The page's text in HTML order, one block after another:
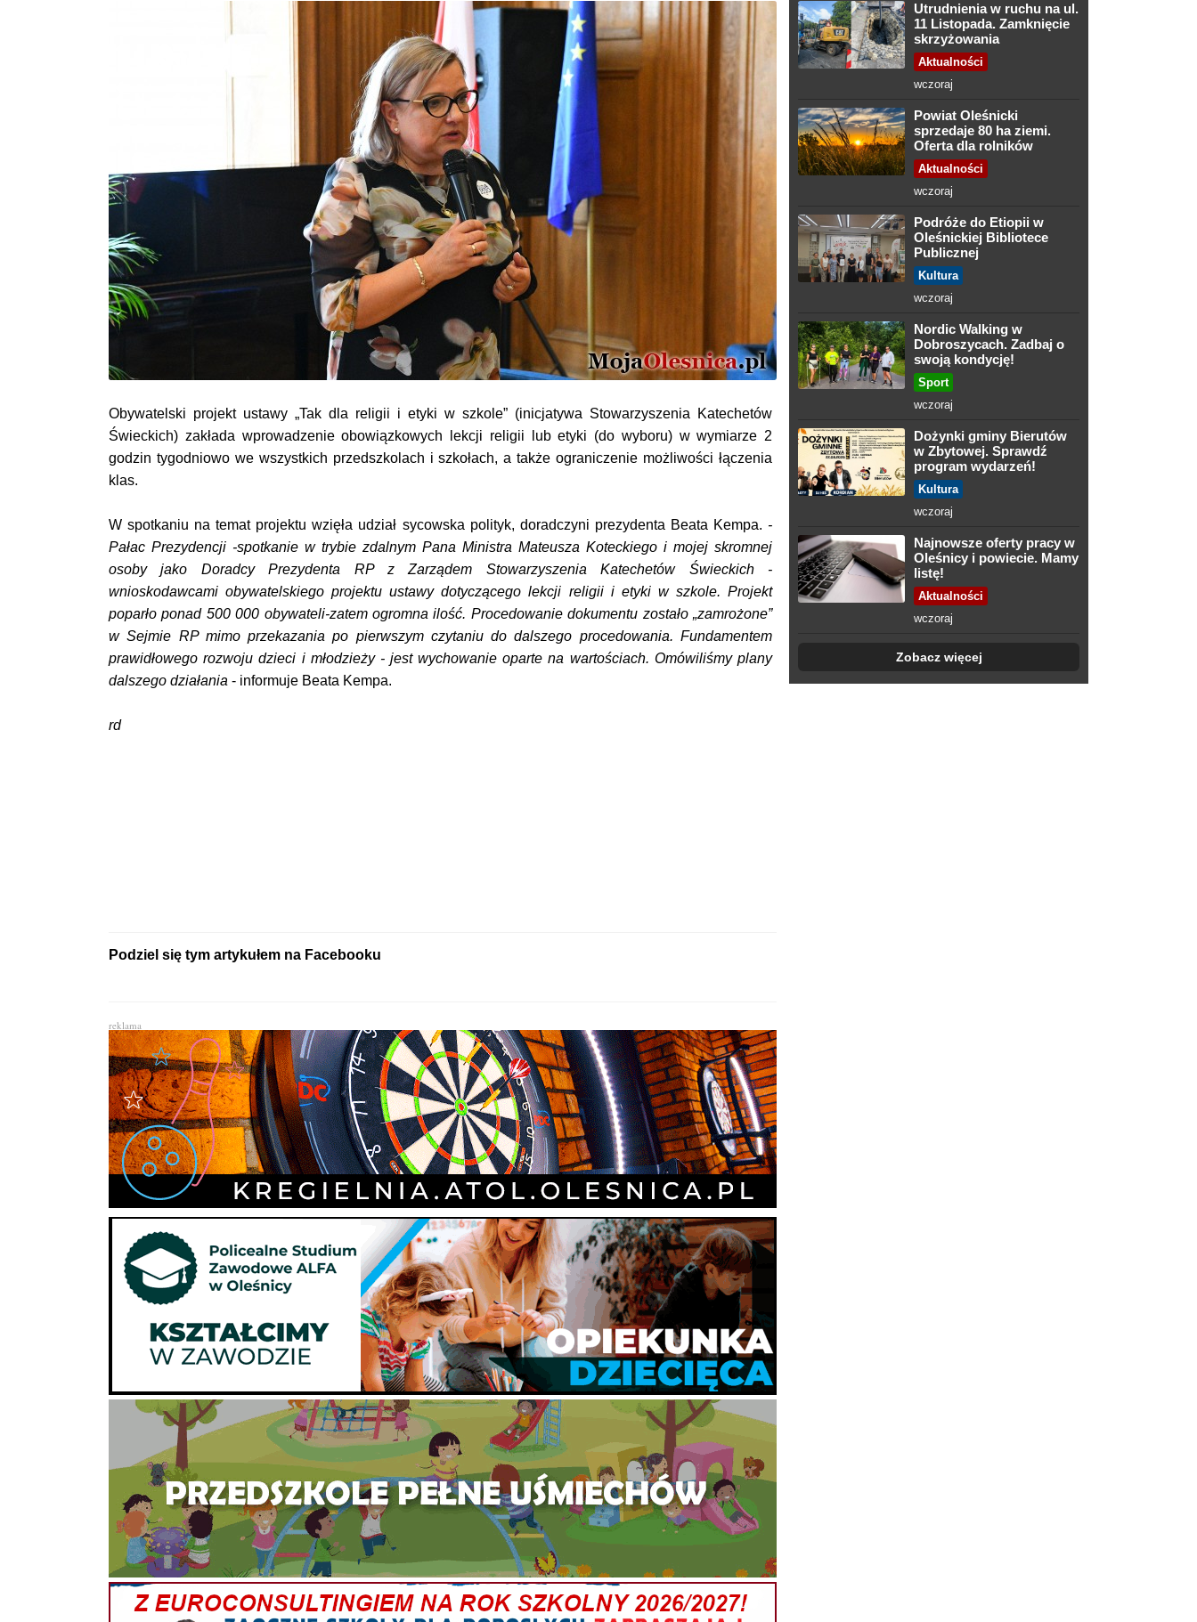
Obywatelski projekt ustawy „Tak dla religii i etyki w szkole” (inicjatywa Stowarzyszenia Katechetów
Świeckich) zakłada wprowadzenie obowiązkowych lekcji religii lub etyki (do wyboru) w wymiarze 2
godzin tygodniowo we wszystkich przedszkolach i szkołach, a także ograniczenie możliwości łączenia
klas.
W spotkaniu na temat projektu wzięła udział sycowska polityk, doradczyni prezydenta Beata Kempa. -
Pałac Prezydencji -spotkanie w trybie zdalnym Pana Ministra Mateusza Koteckiego i mojej skromnej
osoby jako Doradcy Prezydenta RP z Zarządem Stowarzyszenia Katechetów Świeckich -
wnioskodawcami obywatelskiego projektu ustawy dotyczącego lekcji religii i etyki w szkole. Projekt
poparło ponad 500 000 obywateli-zatem ogromna ilość. Procedowanie dokumentu zostało „zamrożone”
w Sejmie RP mimo przekazania po pierwszym czytaniu do dalszego procedowania. Fundamentem
prawidłowego rozwoju dzieci i młodzieży - jest wychowanie oparte na wartościach. Omówiliśmy plany
dalszego działania - informuje Beata Kempa.
rd
Podziel się tym artykułem na Facebooku
reklama
Utrudnienia w ruchu na ul.
11 Listopada. Zamknięcie
skrzyżowania
Aktualności
wczoraj
Powiat Oleśnicki
sprzedaje 80 ha ziemi.
Oferta dla rolników
Aktualności
wczoraj
Podróże do Etiopii w
Oleśnickiej Bibliotece
Publicznej
Kultura
wczoraj
Nordic Walking w
Dobroszycach. Zadbaj o
swoją kondycję!
Sport
wczoraj
Dożynki gminy Bierutów
w Zbytowej. Sprawdź
program wydarzeń!
Kultura
wczoraj
Najnowsze oferty pracy w
Oleśnicy i powiecie. Mamy
listę!
Aktualności
wczoraj
Zobacz więcej